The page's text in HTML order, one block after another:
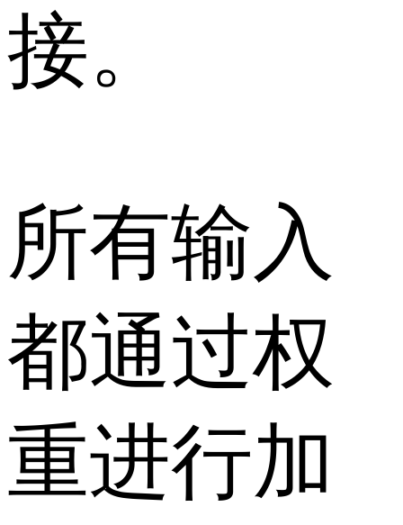
接。
所有输入
都通过权
重进行加